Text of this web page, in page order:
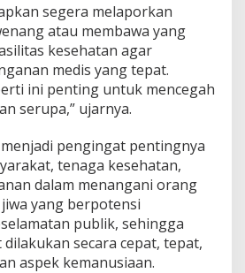
segera melaporkan
atau membawa yang
kesehatan agar
medis yang tepat.
ini penting untuk mencegah
serupa,” ujarnya.
pengingat pentingnya
tenaga kesehatan,
dalam menangani orang
yang berpotensi
publik, sehingga
secara cepat, tepat,
aspek kemanusiaan.